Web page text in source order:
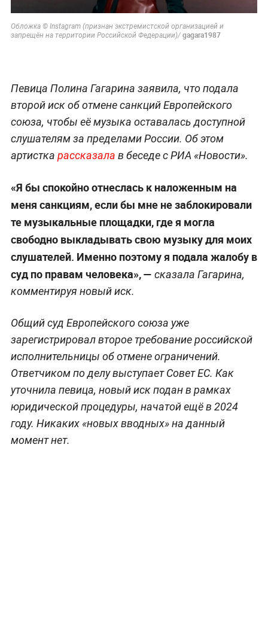
Обложка © Instagram (признан экстремистской организацией и
запрещён на территории Российской Федерации)/ gagara1987
Певица Полина Гагарина заявила, что подала
второй иск об отмене санкций Европейского
союза, чтобы её музыка оставалась доступной
слушателям за пределами России. Об этом
артистка рассказала в беседе с РИА «Новости».
«Я бы спокойно отнеслась к наложенным на
меня санкциям, если бы мне не заблокировали
те музыкальные площадки, где я могла
свободно выкладывать свою музыку для моих
слушателей. Именно поэтому я подала жалобу в
суд по правам человека», — сказала Гагарина,
комментируя новый иск.
Общий суд Европейского союза уже
зарегистрировал второе требование российской
исполнительницы об отмене ограничений.
Ответчиком по делу выступает Совет ЕС. Как
уточнила певица, новый иск подан в рамках
юридической процедуры, начатой ещё в 2024
году. Никаких «новых вводных» на данный
момент нет.